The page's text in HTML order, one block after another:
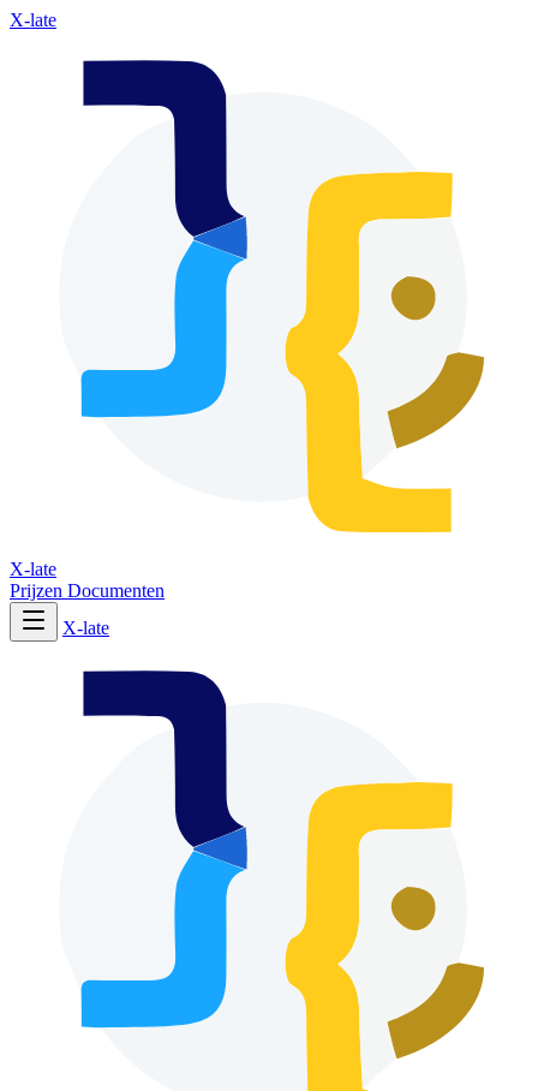
X-late
X-late
Prijzen Documenten
X-late